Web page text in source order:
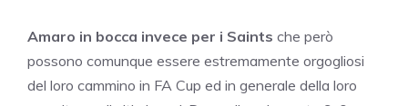
Amaro in bocca invece per i Saints che però
possono comunque essere estremamente orgogliosi
del loro cammino in FA Cup ed in generale della loro